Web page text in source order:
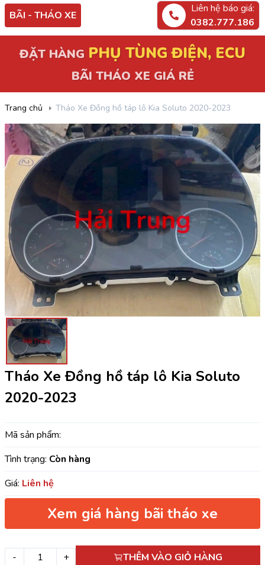
BÃI - THÁO XE
Liên hệ báo giá:
0382.777.186
ĐẶT HÀNGPHỤ TÙNG ĐIỆN, ECU
BÃI THÁO XE GIÁ RẺ
Trang chủ Tháo Xe Đồng hồ táp lô Kia Soluto 2020-2023
Tháo Xe Đồng hồ táp lô Kia Soluto
2020-2023
Mã sản phẩm:
Tình trạng: Còn hàng
Giá: Liên hệ
Xem giá hàng bãi tháo xe
- + THÊM VÀO GIỎ HÀNG